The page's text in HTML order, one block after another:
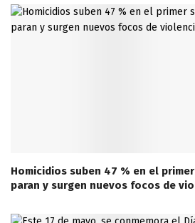
Homicidios suben 47 % en el
paran y surgen nuevos focos de